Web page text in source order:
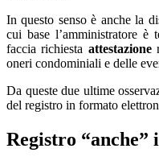
In questo senso è anche la
cui base l’amministratore
faccia richiesta attestazione
oneri condominiali e delle
Da queste due ultime
del registro in formato
Registro